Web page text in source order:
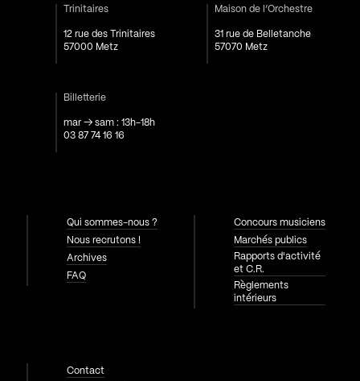
Trinitaires
12 rue des Trinitaires
57000 Metz
Maison de l’Orchestre
31 rue de Belletanche
57070 Metz
Billetterie
mar → sam : 13h-18h
03 87 74 16 16
Qui sommes-nous ?
Nous recrutons !
Archives
FAQ
Concours musiciens
Marchés publics
Rapports d'activité
et C.R.
Règlements
intérieurs
Contact